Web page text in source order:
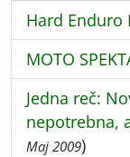
Hard Enduro
MOTO
Jedna reč:
nepotrebna,
Maj 2009)